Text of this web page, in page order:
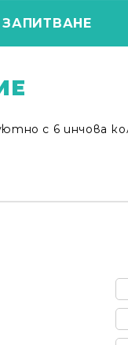
ЗАПИТВАНЕ
с 6 инчова